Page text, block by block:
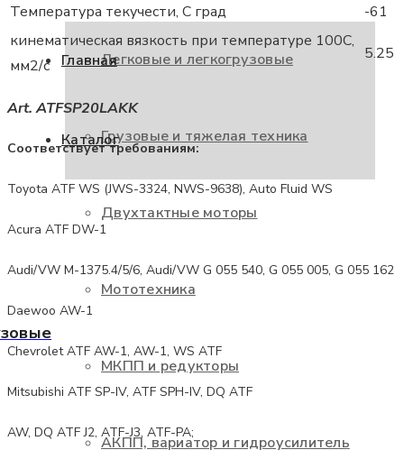
Легковые и легкогрузовые
Грузовые и тяжелая техника
Двухтактные моторы
Мототехника
МКПП и редукторы
АКПП, вариатор и гидроусилитель
Главная
Каталог
Температура текучести, С град
-61
кинематическая вязкость при температуре 100C,
мм2/с
5.25
Art. ATFSP20LAKK
Соответствует требованиям:
Toyota ATF WS (JWS-3324, NWS-9638), Auto Fluid WS
Acura ATF DW-1
Audi/VW M-1375.4/5/6, Audi/VW G 055 540, G 055 005, G 055 162
Daewoo AW-1
Chevrolet ATF AW-1, AW-1, WS ATF
Mitsubishi ATF SP-IV, ATF SPH-IV, DQ ATF
AW, DQ ATF J2, ATF-J3, ATF-PA;